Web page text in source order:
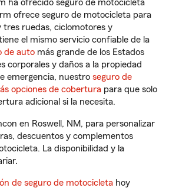
ha ofrecido seguro de motocicleta
ofrece seguro de motocicleta para
tres ruedas, ciclomotores y
el mismo servicio confiable de la
de auto más grande de los Estados
corporales y daños a la propiedad
emergencia, nuestro seguro de
opciones de cobertura para que solo
adicional si la necesita.
en Roswell, NM, para personalizar
descuentos y complementos
La disponibilidad y la
de seguro de motocicleta hoy